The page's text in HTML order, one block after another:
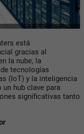
está
gracias al
la nube, la
tecnologías
(IoT) y la inteligencia
hub clave para
significativas tanto